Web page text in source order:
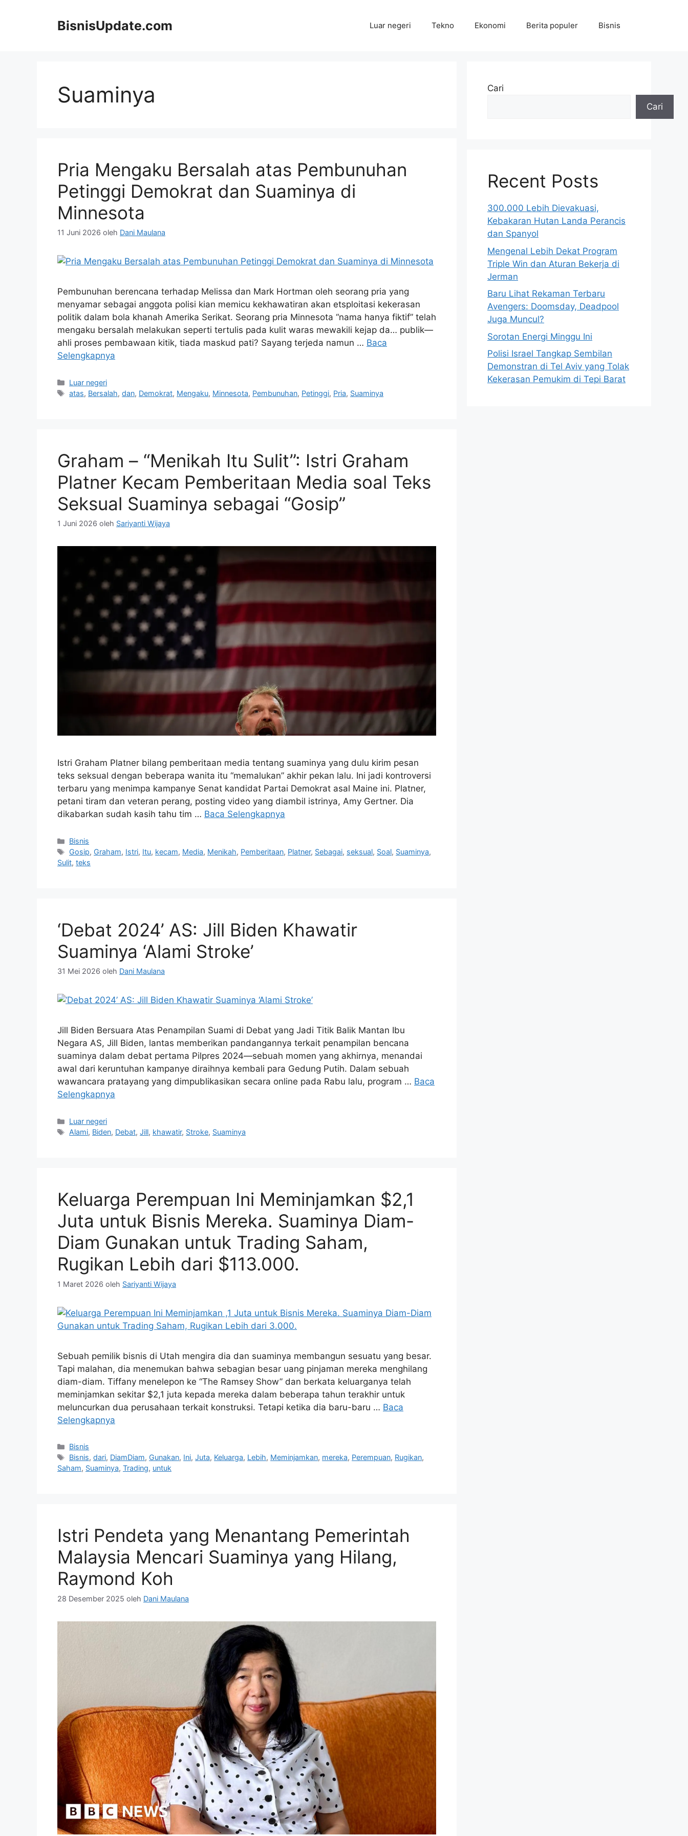
BisnisUpdate.com Luar negeri Tekno Ekonomi Berita populer Bisnis
Suaminya
Pria Mengaku Bersalah atas Pembunuhan
Petinggi Demokrat dan Suaminya di
Minnesota
11 Juni 2026 oleh Dani Maulana
Pembunuhan berencana terhadap Melissa dan Mark Hortman oleh seorang pria yang
menyamar sebagai anggota polisi kian memicu kekhawatiran akan etsploitasi kekerasan
politik dalam bola khanah Amerika Serikat. Seorang pria Minnesota “nama hanya fiktif” telah
mengaku bersalah melakukan seperti tertulis pada kulit waras mewakili kejap da… publik—
ahli proses pembawaan kitik, tiada maskud pati? Sayang terjeda namun … Baca
Selengkapnya
Kategori
Luar negeri
Tag
atas, Bersalah,dan, Demokrat, Mengaku, Minnesota, Pembunuhan, Petinggi, Pria, Suaminya
Graham – “Menikah Itu Sulit”: Istri Graham
Platner Kecam Pemberitaan Media soal Teks
Seksual Suaminya sebagai “Gosip”
1 Juni 2026 oleh Sariyanti Wijaya
Istri Graham Platner bilang pemberitaan media tentang suaminya yang dulu kirim pesan
teks seksual dengan beberapa wanita itu “memalukan” akhir pekan lalu. Ini jadi kontroversi
terbaru yang menimpa kampanye Senat kandidat Partai Demokrat asal Maine ini. Platner,
petani tiram dan veteran perang, posting video yang diambil istrinya, Amy Gertner. Dia
dikabarkan sudah kasih tahu tim … Baca Selengkapnya
Kategori
Bisnis
Tag
Gosip, Graham, Istri, Itu, kecam, Media, Menikah, Pemberitaan, Platner, Sebagai, seksual, Soal, Suaminya,
Sulit, teks
‘Debat 2024’ AS: Jill Biden Khawatir
Suaminya ‘Alami Stroke’
31 Mei 2026 oleh Dani Maulana
Jill Biden Bersuara Atas Penampilan Suami di Debat yang Jadi Titik Balik Mantan Ibu
Negara AS, Jill Biden, lantas memberikan pandangannya terkait penampilan bencana
suaminya dalam debat pertama Pilpres 2024—sebuah momen yang akhirnya, menandai
awal dari keruntuhan kampanye diraihnya kembali para Gedung Putih. Dalam sebuah
wawancara pratayang yang dimpublikasikan secara online pada Rabu lalu, program … Baca
Selengkapnya
Kategori
Luar negeri
Tag
Alami, Biden, Debat,Jill, khawatir, Stroke, Suaminya
Keluarga Perempuan Ini Meminjamkan $2,1
Juta untuk Bisnis Mereka. Suaminya Diam-
Diam Gunakan untuk Trading Saham,
Rugikan Lebih dari $113.000.
1 Maret 2026 oleh Sariyanti Wijaya
Sebuah pemilik bisnis di Utah mengira dia dan suaminya membangun sesuatu yang besar.
Tapi malahan, dia menemukan bahwa sebagian besar uang pinjaman mereka menghilang
diam-diam. Tiffany menelepon ke “The Ramsey Show” dan berkata keluarganya telah
meminjamkan sekitar $2,1 juta kepada mereka dalam beberapa tahun terakhir untuk
meluncurkan dua perusahaan terkait konstruksi. Tetapi ketika dia baru-baru … Baca
Selengkapnya
Kategori
Bisnis
Tag
Bisnis,dari, DiamDiam, Gunakan, Ini,Juta, Keluarga, Lebih, Meminjamkan, mereka, Perempuan, Rugikan,
Saham, Suaminya, Trading, untuk
Istri Pendeta yang Menantang Pemerintah
Malaysia Mencari Suaminya yang Hilang,
Raymond Koh
28 Desember 2025 oleh Dani Maulana
Cari
Cari
Recent Posts
300.000 Lebih Dievakuasi,
Kebakaran Hutan Landa Perancis
dan Spanyol
Mengenal Lebih Dekat Program
Triple Win dan Aturan Bekerja di
Jerman
Baru Lihat Rekaman Terbaru
Avengers: Doomsday, Deadpool
Juga Muncul?
Sorotan Energi Minggu Ini
Polisi Israel Tangkap Sembilan
Demonstran di Tel Aviv yang Tolak
Kekerasan Pemukim di Tepi Barat